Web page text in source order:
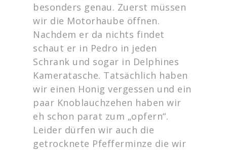
besonders genau. Zuerst müssen
wir die Motorhaube öffnen.
Nachdem er da nichts findet
schaut er in Pedro in jeden
Schrank und sogar in Delphines
Kameratasche. Tatsächlich haben
wir einen Honig vergessen und ein
paar Knoblauchzehen haben wir
eh schon parat zum „opfern“.
Leider dürfen wir auch die
getrocknete Pfefferminze die wir